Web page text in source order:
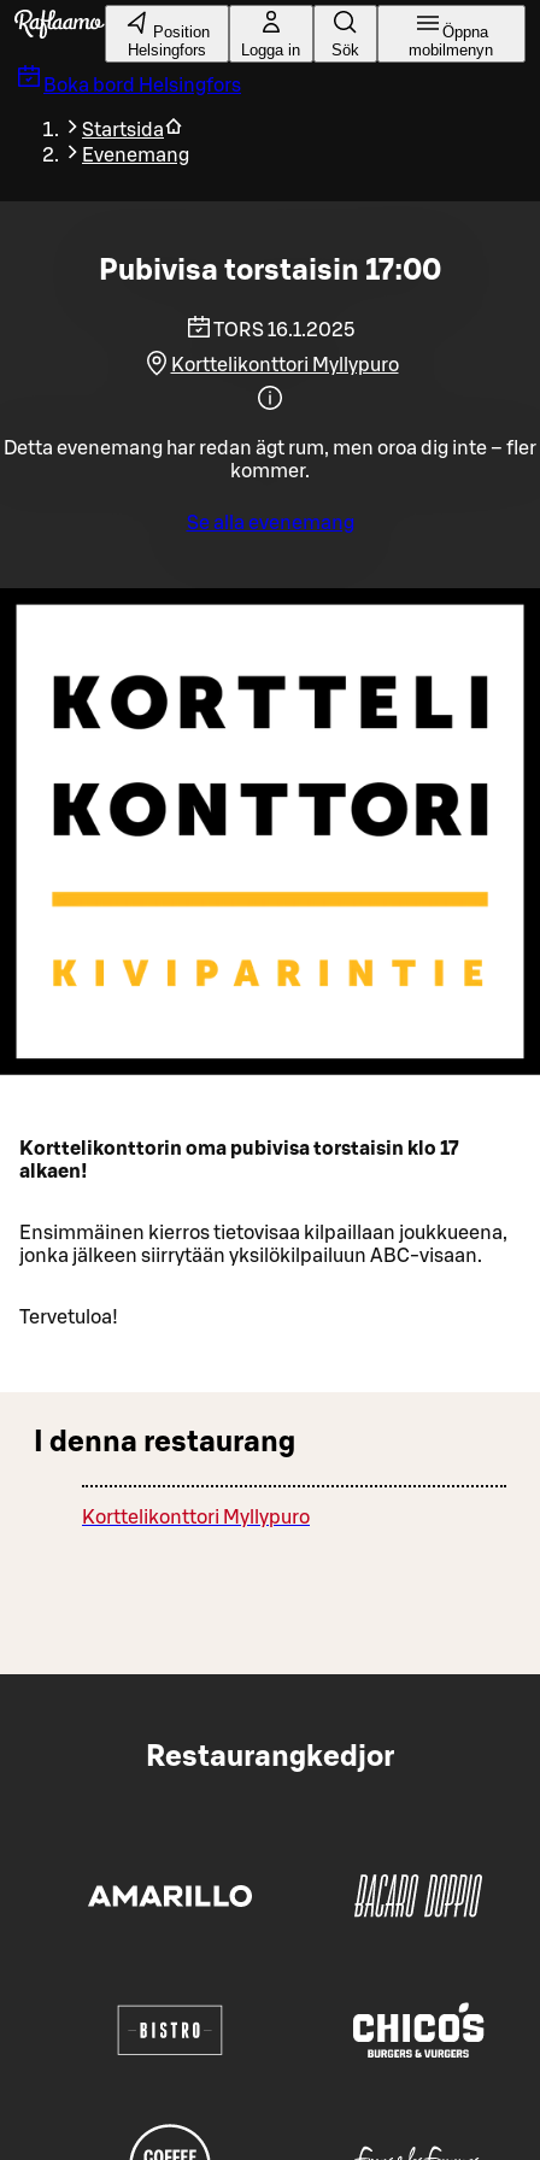
Gå till huvudinnehållet
Position
Helsingfors
Logga in Sök
Öppna
mobilmenyn
Boka bord Helsingfors
Startsida
Evenemang
Pubivisa torstaisin 17:00
TORS 16.1.2025
Korttelikonttori Myllypuro
Detta evenemang har redan ägt rum, men oroa dig inte – fler
kommer.
Se alla evenemang
Korttelikonttorin oma pubivisa torstaisin klo 17
alkaen!
Ensimmäinen kierros tietovisaa kilpaillaan joukkueena,
jonka jälkeen siirrytään yksilökilpailuun ABC-visaan.
Tervetuloa!
I denna restaurang
Korttelikonttori Myllypuro
Restaurangkedjor